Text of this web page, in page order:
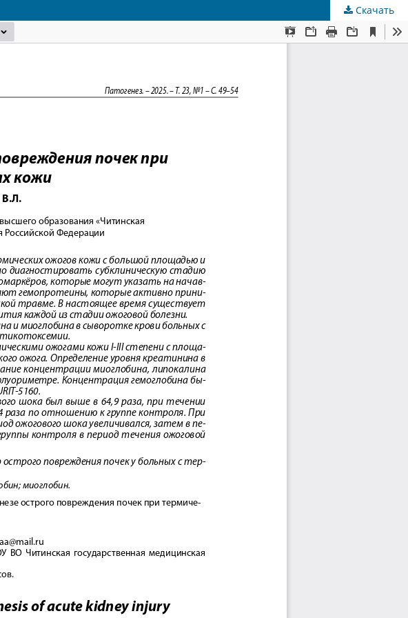
Скачать